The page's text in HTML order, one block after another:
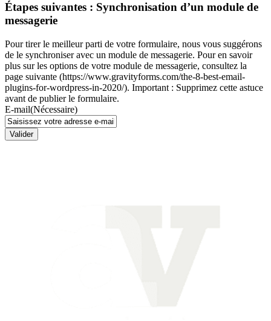
Étapes suivantes : Synchronisation d’un module de
messagerie
Pour tirer le meilleur parti de votre formulaire, nous vous suggérons
de le synchroniser avec un module de messagerie. Pour en savoir
plus sur les options de votre module de messagerie, consultez la
page suivante (https://www.gravityforms.com/the-8-best-email-
plugins-for-wordpress-in-2020/). Important : Supprimez cette astuce
avant de publier le formulaire.
E-mail(Nécessaire)
Valider